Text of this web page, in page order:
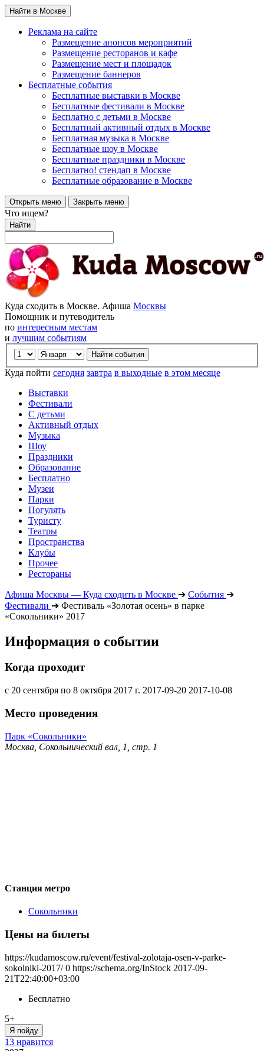
Найти в Москве
Реклама на сайте
Размещение анонсов мероприятий
Размещение ресторанов и кафе
Размещение мест и площадок
Размещение баннеров
Бесплатные события
Бесплатные выставки в Москве
Бесплатные фестивали в Москве
Бесплатно с детьми в Москве
Бесплатный активный отдых в Москве
Бесплатная музыка в Москве
Бесплатные шоу в Москве
Бесплатные праздники в Москве
Бесплатно! стендап в Москве
Бесплатные образование в Москве
Открыть меню Закрыть меню
Что ищем?
Найти
Куда сходить в Москве. Афиша Москвы
Помощник и путеводитель
по интересным местам
и лучшим событиям
Куда пойти сегодня завтра в выходные в этом месяце
Выставки
Фестивали
С детьми
Активный отдых
Музыка
Шоу
Праздники
Образование
Бесплатно
Музеи
Парки
Погулять
Туристу
Театры
Пространства
Клубы
Прочее
Рестораны
Афиша Москвы — Куда сходить в Москве ➔ События ➔
Фестивали ➔ Фестиваль «Золотая осень» в парке
«Сокольники» 2017
Информация о событии
Когда проходит
с 20 сентября по 8 октября 2017 г. 2017-09-20 2017-10-08
Место проведения
Парк «Сокольники»
Москва, Сокольнический вал, 1, стр. 1
Станция метро
Сокольники
Цены на билеты
https://kudamoscow.ru/event/festival-zolotaja-osen-v-parke-
sokolniki-2017/ 0 https://schema.org/InStock 2017-09-
21T22:40:00+03:00
Бесплатно
5+
Я пойду
13 нравится